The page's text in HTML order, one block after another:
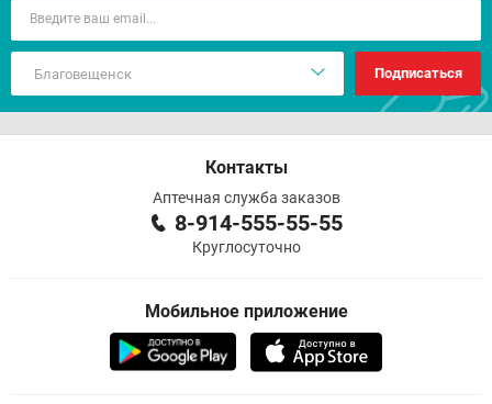
Подписаться
Контакты
Аптечная служба заказов
8-914-555-55-55
Круглосуточно
Мобильное приложение